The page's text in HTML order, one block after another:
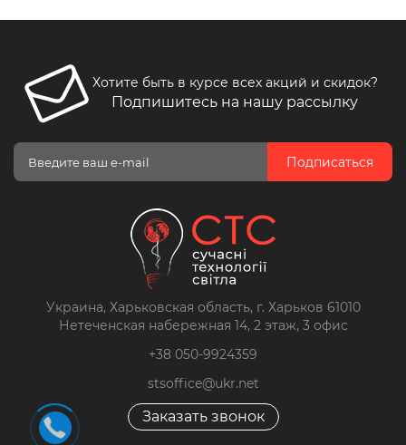
Хотите быть в курсе всех акций и скидок?
Подпишитесь на нашу рассылку
Подписаться
Украина, Харьковская область, г. Харьков 61010
Нетеченская набережная 14, 2 этаж, 3 офис
+38 050-9924359
stsoffice@ukr.net
Заказать звонок